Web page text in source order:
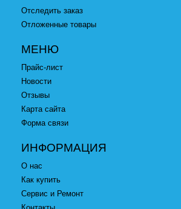
Отследить заказ
Отложенные товары
МЕНЮ
Прайс-лист
Новости
Отзывы
Карта сайта
Форма связи
ИНФОРМАЦИЯ
О нас
Как купить
Сервис и Ремонт